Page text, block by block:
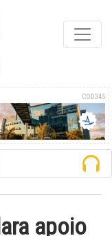
COD345
apoio